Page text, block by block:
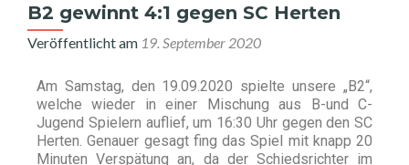
B2 gewinnt 4:1 gegen SC Herten
Veröffentlicht am 19. September 2020
Am Samstag, den 19.09.2020 spielte unsere „B2“,
welche wieder in einer Mischung aus B-und C-
Jugend Spielern auflief, um 16:30 Uhr gegen den SC
Herten. Genauer gesagt fing das Spiel mit knapp 20
Minuten Verspätung an, da der Schiedsrichter im